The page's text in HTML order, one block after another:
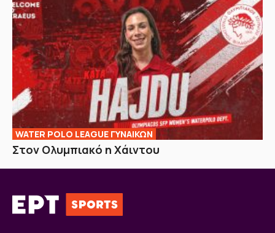
WATER POLO LEAGUE ΓΥΝΑΙΚΩΝ
Στον Ολυμπιακό η Χάιντου